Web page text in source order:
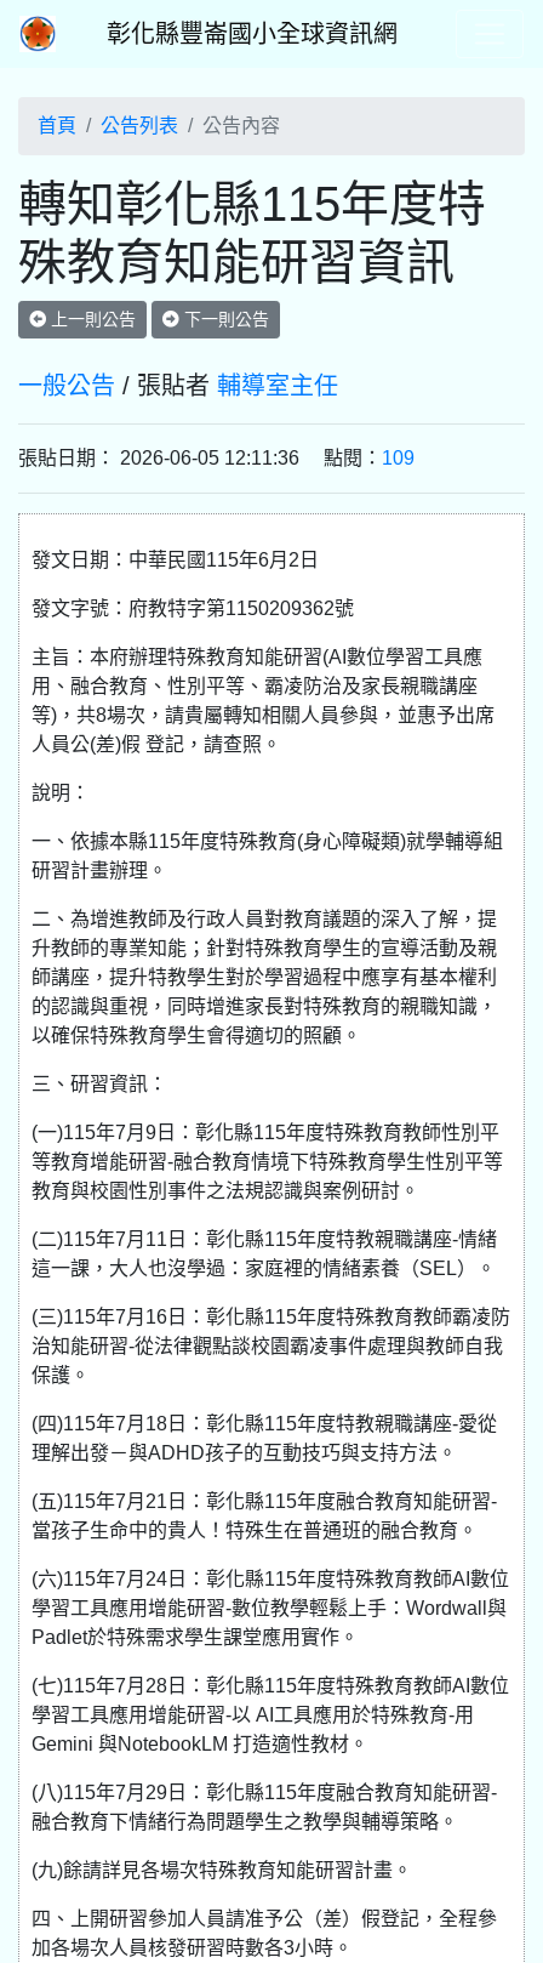
彰化縣豐崙國小全球資訊網
首頁 公告列表 公告內容
轉知彰化縣115年度特
殊教育知能研習資訊
上一則公告 下一則公告
一般公告 / 張貼者 輔導室主任
張貼日期： 2026-06-05 12:11:36 點閱： 109
發文日期：中華民國115年6月2日
發文字號：府教特字第1150209362號
主旨：本府辦理特殊教育知能研習(AI數位學習工具應
用、融合教育、性別平等、霸凌防治及家長親職講座
等)，共8場次，請貴屬轉知相關人員參與，並惠予出席
人員公(差)假 登記，請查照。
說明：
一、依據本縣115年度特殊教育(身心障礙類)就學輔導組
研習計畫辦理。
二、為增進教師及行政人員對教育議題的深入了解，提
升教師的專業知能；針對特殊教育學生的宣導活動及親
師講座，提升特教學生對於學習過程中應享有基本權利
的認識與重視，同時增進家長對特殊教育的親職知識，
以確保特殊教育學生會得適切的照顧。
三、研習資訊：
(一)115年7月9日：彰化縣115年度特殊教育教師性別平
等教育增能研習-融合教育情境下特殊教育學生性別平等
教育與校園性別事件之法規認識與案例研討。
(二)115年7月11日：彰化縣115年度特教親職講座-情緒
這一課，大人也沒學過：家庭裡的情緒素養（SEL）。
(三)115年7月16日：彰化縣115年度特殊教育教師霸凌防
治知能研習-從法律觀點談校園霸凌事件處理與教師自我
保護。
(四)115年7月18日：彰化縣115年度特教親職講座-愛從
理解出發－與ADHD孩子的互動技巧與支持方法。
(五)115年7月21日：彰化縣115年度融合教育知能研習-
當孩子生命中的貴人！特殊生在普通班的融合教育。
(六)115年7月24日：彰化縣115年度特殊教育教師AI數位
學習工具應用增能研習-數位教學輕鬆上手：Wordwall與
Padlet於特殊需求學生課堂應用實作。
(七)115年7月28日：彰化縣115年度特殊教育教師AI數位
學習工具應用增能研習-以 AI工具應用於特殊教育-用
Gemini 與NotebookLM 打造適性教材。
(八)115年7月29日：彰化縣115年度融合教育知能研習-
融合教育下情緒行為問題學生之教學與輔導策略。
(九)餘請詳見各場次特殊教育知能研習計畫。
四、上開研習參加人員請准予公（差）假登記，全程參
加各場次人員核發研習時數各3小時。